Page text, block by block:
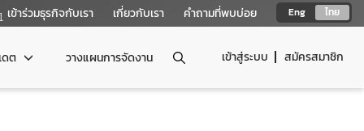
Eng ไทย
เข้าร่วมธุรกิจกับเรา เกี่ยวกับเรา คำถามที่พบบ่อย
เข้าสู่ระบบ สมัครสมาชิก
ดต วางแผนการจัดงาน